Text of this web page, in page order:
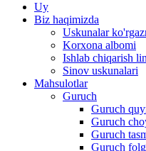
Uy
Biz haqimizda
Uskunalar
Korxona albomi
Ishlab chiqarish
Sinov uskunalari
Mahsulotlar
Guruch
Guruch
Guruch
Guruch
Guruch